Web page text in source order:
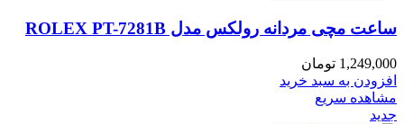
ساعت مچی مردانه رولکس مدل ROLEX PT-7281B
1,249,000 تومان
افزودن به سبد خرید
مشاهده سریع
جدید